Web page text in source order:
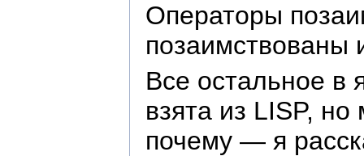
Операторы
позаимствованы
Все остальное в
взята из LISP,
почему — я